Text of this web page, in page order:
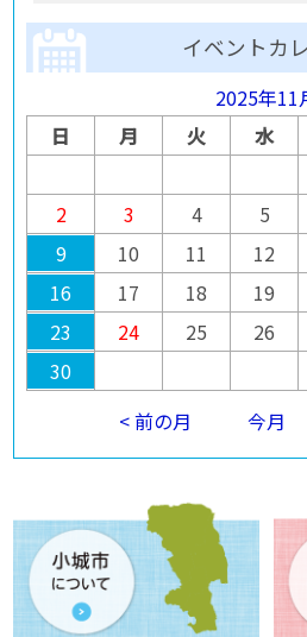
イベントカ
2025年11
日
月 火 水
2
3 4 5
9
10 11 12
16
17 18 19
23
24 25 26
30
< 前の月
今月